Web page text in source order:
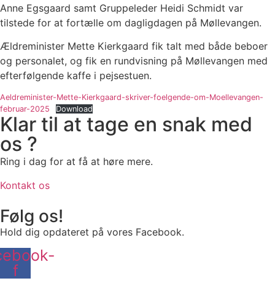
Anne Egsgaard samt Gruppeleder Heidi Schmidt var
tilstede for at fortælle om dagligdagen på Møllevangen.
Ældreminister Mette Kierkgaard fik talt med både beboer
og personalet, og fik en rundvisning på Møllevangen med
efterfølgende kaffe i pejsestuen.
Aeldreminister-Mette-Kierkgaard-skriver-foelgende-om-Moellevangen-
februar-2025
Download
Klar til at tage en snak med
os ?
Ring i dag for at få at høre mere.
Kontakt os
Følg os!
Hold dig opdateret på vores Facebook.
f